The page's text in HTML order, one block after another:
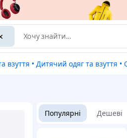
взуття • Дитячий одяг та взуття •
Популярні Дешеві